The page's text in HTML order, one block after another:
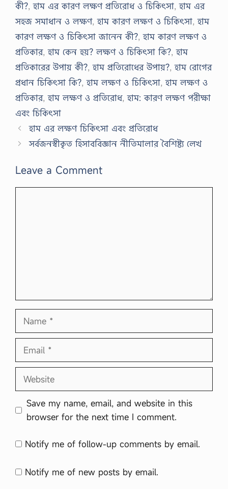
কী?,হাম এর কারণ লক্ষণ প্রতিরোধ ও চিকিৎসা,হাম এর
সহজ সমাধান ও লক্ষণ,হাম কারণ লক্ষণ ও চিকিৎসা,হাম
কারণ লক্ষণ ও চিকিৎসা জানেন কী?,হাম কারণ লক্ষণ ও
প্রতিকার,হাম কেন হয়? লক্ষণ ও চিকিৎসা কি?,হাম
প্রতিকারের উপায় কী?,হাম প্রতিরোধের উপায়?,হাম রোগের
প্রধান চিকিৎসা কি?,হাম লক্ষণ ও চিকিৎসা,হাম লক্ষণ ও
প্রতিকার,হাম লক্ষণ ও প্রতিরোধ,হাম: কারণ লক্ষণ পরীক্ষা
এবং চিকিৎসা
হাম এর লক্ষণ চিকিৎসা এবং প্রতিরোধ
সর্বজনস্বীকৃত হিসাববিজ্ঞান নীতিমালার বৈশিষ্ট্য লেখ
Leave a Comment
Name
Email
Website
Save my name, email, and website in this
browser for the next time I comment.
Notify me of follow-up comments by email.
Notify me of new posts by email.